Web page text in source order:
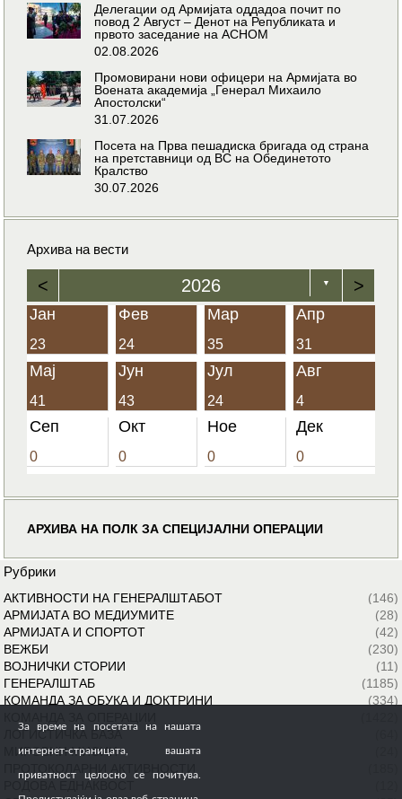
Делегации од Армијата оддадоа почит по
повод 2 Август – Денот на Републиката и
првото заседание на АСНОМ
02.08.2026
Промовирани нови офицери на Армијата во
Воената академија „Генерал Михаило
Апостолски“
31.07.2026
Посета на Прва пешадиска бригада од страна
на претставници од ВС на Обединетото
Кралство
30.07.2026
Архива на вести
< 2026 ▼ >
Јан
23
Фев
24
Мар
35
Апр
31
Мај
41
Јун
43
Јул
24
Авг
4
Сеп
0
Окт
0
Ное
0
Дек
0
АРХИВА НА ПОЛК ЗА СПЕЦИЈАЛНИ ОПЕРАЦИИ
Рубрики
АКТИВНОСТИ НА ГЕНЕРАЛШТАБОТ
(146)
АРМИЈАТА ВО МЕДИУМИТЕ
(28)
АРМИЈАТА И СПОРТОТ
(42)
ВЕЖБИ
(230)
ВОЈНИЧКИ СТОРИИ
(11)
ГЕНЕРАЛШТАБ
(1185)
КОМАНДА ЗА ОБУКА И ДОКТРИНИ
(334)
ЛОГИСТИЧКА БАЗА
МИРОВНИ МИСИИ
За време на посетата на нашата
интернет-страницата, вашата
приватност целосно се почитува.